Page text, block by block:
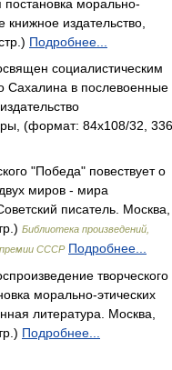
морально-
издательство,
Подробнее...
социалистическим
Сахалина в послевоенные
(формат: 84x108/32, 336
"Победа" повествует о
миров - мира
писатель. Москва,
Библиотека произведений,
премии СССР Подробнее...
творческого
морально-этических
литература. Москва,
Подробнее...